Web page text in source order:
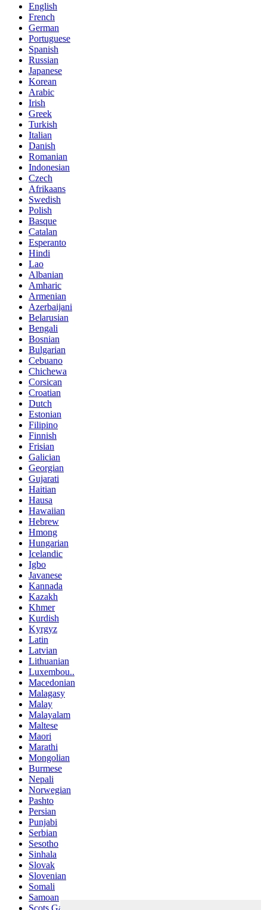
English
French
German
Portuguese
Spanish
Russian
Japanese
Korean
Arabic
Irish
Greek
Turkish
Italian
Danish
Romanian
Indonesian
Czech
Afrikaans
Swedish
Polish
Basque
Catalan
Esperanto
Hindi
Lao
Albanian
Amharic
Armenian
Azerbaijani
Belarusian
Bengali
Bosnian
Bulgarian
Cebuano
Chichewa
Corsican
Croatian
Dutch
Estonian
Filipino
Finnish
Frisian
Galician
Georgian
Gujarati
Haitian
Hausa
Hawaiian
Hebrew
Hmong
Hungarian
Icelandic
Igbo
Javanese
Kannada
Kazakh
Khmer
Kurdish
Kyrgyz
Latin
Latvian
Lithuanian
Luxembou..
Macedonian
Malagasy
Malay
Malayalam
Maltese
Maori
Marathi
Mongolian
Burmese
Nepali
Norwegian
Pashto
Persian
Punjabi
Serbian
Sesotho
Sinhala
Slovak
Slovenian
Somali
Samoan
Scots Gaelic